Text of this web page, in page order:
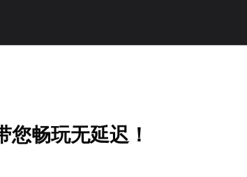
畅玩无延迟！